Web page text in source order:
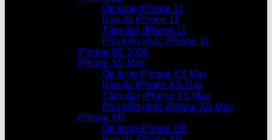
Ốp lưng iPhone 11
Bao da iPhone 11
Tấm dán iPhone 11
Phụ kiện khác iPhone 11
iPhone SE 2020
iPhone XS Max
Ốp lưng iPhone XS Max
Bao da iPhone XS Max
Tấm dán iPhone XS Max
Phụ kiện khác iPhone XS Max
iPhone XR
Ốp lưng iPhone XR